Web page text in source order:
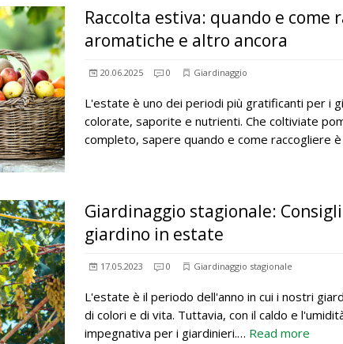
Raccolta estiva: quando e come
aromatiche e altro ancora
20.06.2025 0 Giardinaggio
L'estate è uno dei periodi più gratificanti per i
colorate, saporite e nutrienti. Che coltiviate
completo, sapere quando e come raccogliere
Giardinaggio stagionale:
giardino in estate
17.05.2023 0 Giardinaggio stagionale
L'estate è il periodo dell'anno in cui i nostri
di colori e di vita. Tuttavia, con il caldo e
impegnativa per i giardinieri.… Read more